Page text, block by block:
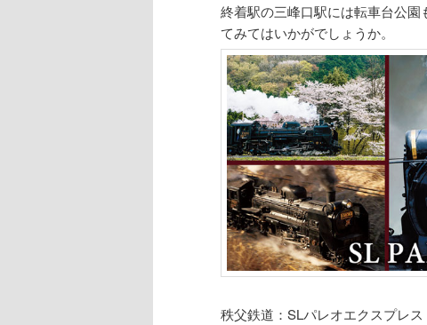
終着駅の三峰口駅には転車台公
てみてはいかがでしょうか。
秩父鉄道：SLパレオエクスプレス